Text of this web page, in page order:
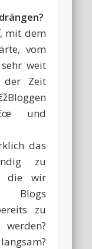
mit dem
vom
weit
der Zeit
und
das
zu
die wir
Blogs
zu